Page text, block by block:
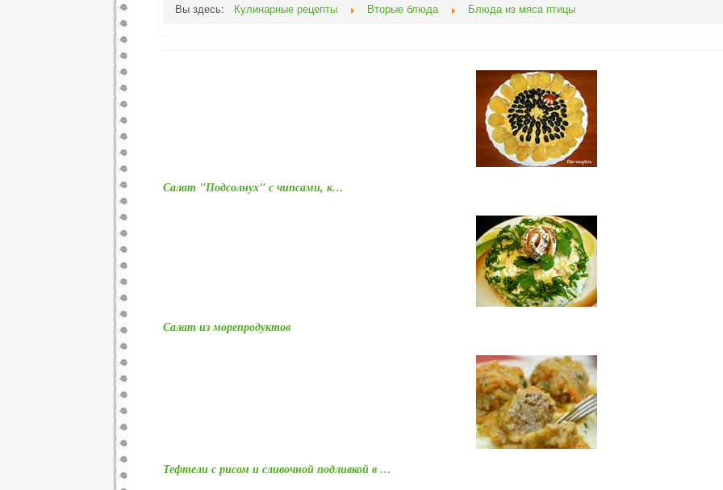
Вы здесь:
Кулинарные рецепты Вторые блюда Блюда из мяса птицы
Салат "Подсолнух" с чипсами, к…
Салат из морепродуктов
Тефтели с рисом и сливочной подливкой в …